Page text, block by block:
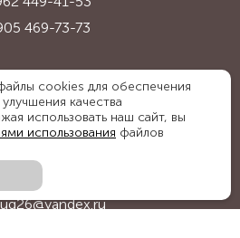
469-73-73
Адрес:
край, с. Надежда,
1Б
cookies для обеспечения
качества
использовать наш сайт, вы
использования файлов